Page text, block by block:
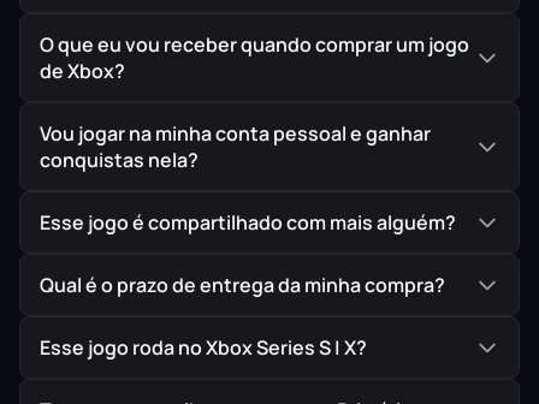
O que eu vou receber quando comprar um jogo
de Xbox?
Vou jogar na minha conta pessoal e ganhar
conquistas nela?
Esse jogo é compartilhado com mais alguém?
Qual é o prazo de entrega da minha compra?
Esse jogo roda no Xbox Series S | X?